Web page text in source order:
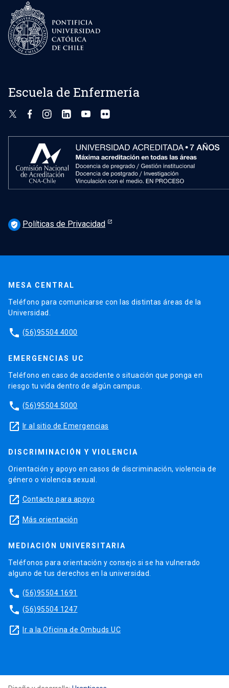
Escuela de Enfermería
verified_user Políticas de Privacidad
MESA CENTRAL
Teléfono para comunicarse con las distintas áreas de la
Universidad.
phone (56)95504 4000
EMERGENCIAS UC
Teléfono en caso de accidente o situación que ponga en
riesgo tu vida dentro de algún campus.
phone (56)95504 5000
launch Ir al sitio de Emergencias
DISCRIMINACIÓN Y VIOLENCIA
Orientación y apoyo en casos de discriminación, violencia de
género o violencia sexual.
launch Contacto para apoyo
launch Más orientación
MEDIACIÓN UNIVERSITARIA
Teléfonos para orientación y consejo si se ha vulnerado
alguno de tus derechos en la universidad.
phone (56)95504 1691
phone (56)95504 1247
launch Ir a la Oficina de Ombuds UC